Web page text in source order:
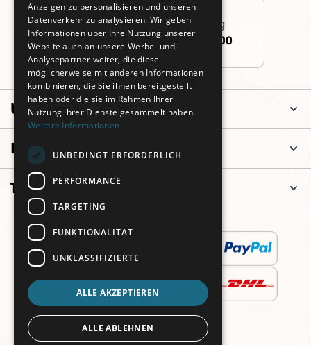
Persönliche Beratung
+49 (0)911 3260 6700
Unternehmen
Informationen
Top Kategorien
Anzeigen zu personalisieren und unseren
Datenverkehr zu analysieren. Wir geben
Informationen über Ihre Nutzung unserer
Website auch an unsere Werbe- und
Analysepartner weiter, die diese
möglicherweise mit anderen Informationen
kombinieren, die Sie ihnen bereitgestellt
haben oder die sie im Rahmen Ihrer
Nutzung ihrer Dienste gesammelt haben.
Weitere Informationen
UNBEDINGT ERFORDERLICH
PERFORMANCE
TARGETING
FUNKTIONALITÄT
UNKLASSIFIZIERTE
ALLE AKZEPTIEREN
ALLE ABLEHNEN